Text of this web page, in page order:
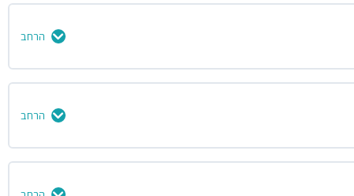
0% הושלמו 0/8 שלבים
הרחב
0% הושלמו 0/6 שלבים
הרחב
0% הושלמו 0/8 שלבים